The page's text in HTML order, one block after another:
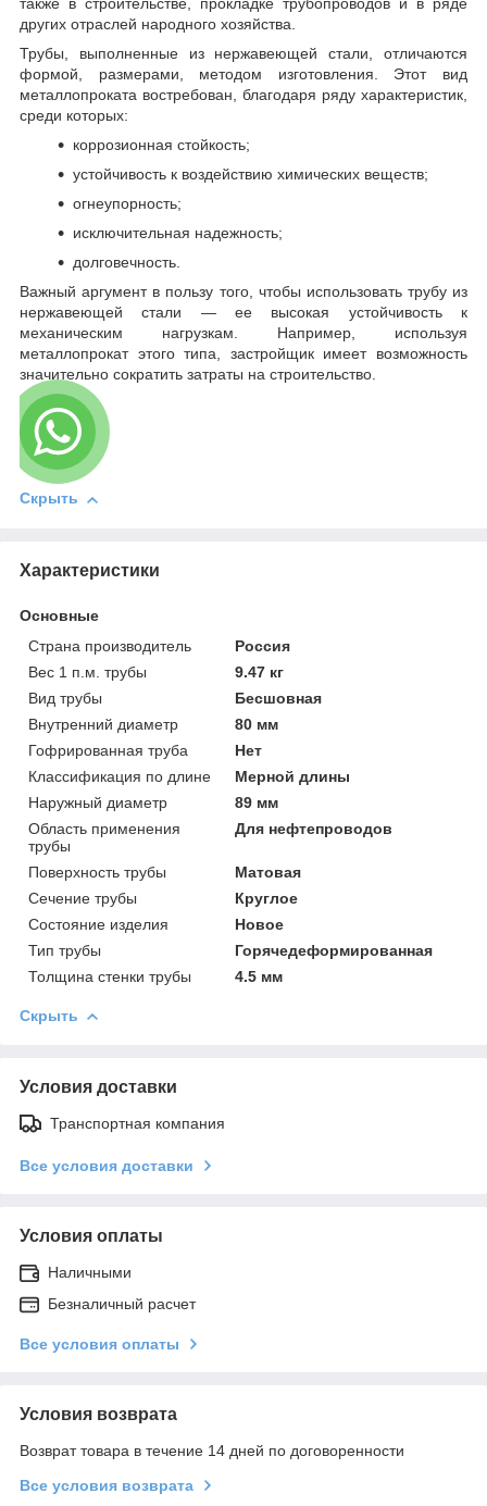
также в строительстве, прокладке трубопроводов и в ряде
других отраслей народного хозяйства.
Трубы, выполненные из нержавеющей стали, отличаются
формой, размерами, методом изготовления. Этот вид
металлопроката востребован, благодаря ряду характеристик,
среди которых:
коррозионная стойкость;
устойчивость к воздействию химических веществ;
огнеупорность;
исключительная надежность;
долговечность.
Важный аргумент в пользу того, чтобы использовать трубу из
нержавеющей стали — ее высокая устойчивость к
механическим нагрузкам. Например, используя
металлопрокат этого типа, застройщик имеет возможность
значительно сократить затраты на строительство.
Скрыть
Характеристики
Основные
Страна производитель
Россия
Вес 1 п.м. трубы
9.47 кг
Вид трубы
Бесшовная
Внутренний диаметр
80 мм
Гофрированная труба
Нет
Классификация по длине
Мерной длины
Наружный диаметр
89 мм
Область применения
трубы
Для нефтепроводов
Поверхность трубы
Матовая
Сечение трубы
Круглое
Состояние изделия
Новое
Тип трубы
Горячедеформированная
Толщина стенки трубы
4.5 мм
Скрыть
Условия доставки
Транспортная компания
Все условия доставки
Условия оплаты
Наличными
Безналичный расчет
Все условия оплаты
Условия возврата
Возврат товара в течение 14 дней по договоренности
Все условия возврата